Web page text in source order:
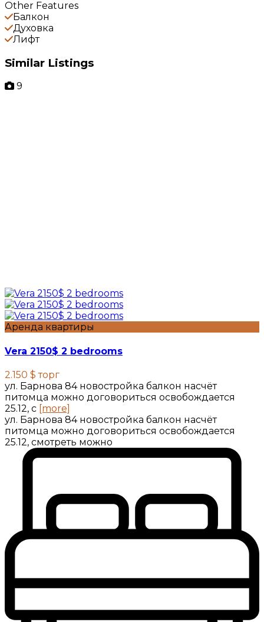
Other Features
Балкон
Духовка
Лифт
Similar Listings
9
Аренда квартиры
Vera 2150$ 2 bedrooms
2.150 $торг
ул. Барнова 84 новостройка балкон насчёт
питомца можно договориться освобождается
25.12, с [more]
ул. Барнова 84 новостройка балкон насчёт
питомца можно договориться освобождается
25.12, смотреть можно